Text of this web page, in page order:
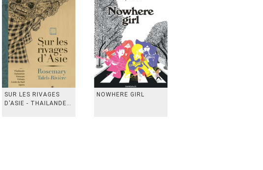
SUR LES RIVAGES
D'ASIE - THAILANDE,
NOWHERE GIRL